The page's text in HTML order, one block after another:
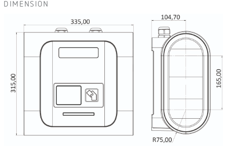
DIMENSIÓN